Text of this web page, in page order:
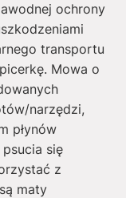
ochrony
transportu
Mowa o
narzędzi,
płynów
się
z
maty